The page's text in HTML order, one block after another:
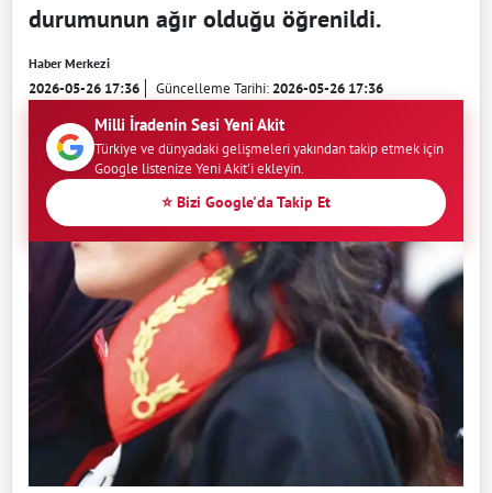
durumunun ağır olduğu öğrenildi.
Haber Merkezi
2026-05-26 17:36 Güncelleme Tarihi:2026-05-26 17:36
Milli İradenin Sesi Yeni Akit
Türkiye ve dünyadaki gelişmeleri yakından takip etmek için
Google listenize Yeni Akit'i ekleyin.
⭐ Bizi Google'da Takip Et